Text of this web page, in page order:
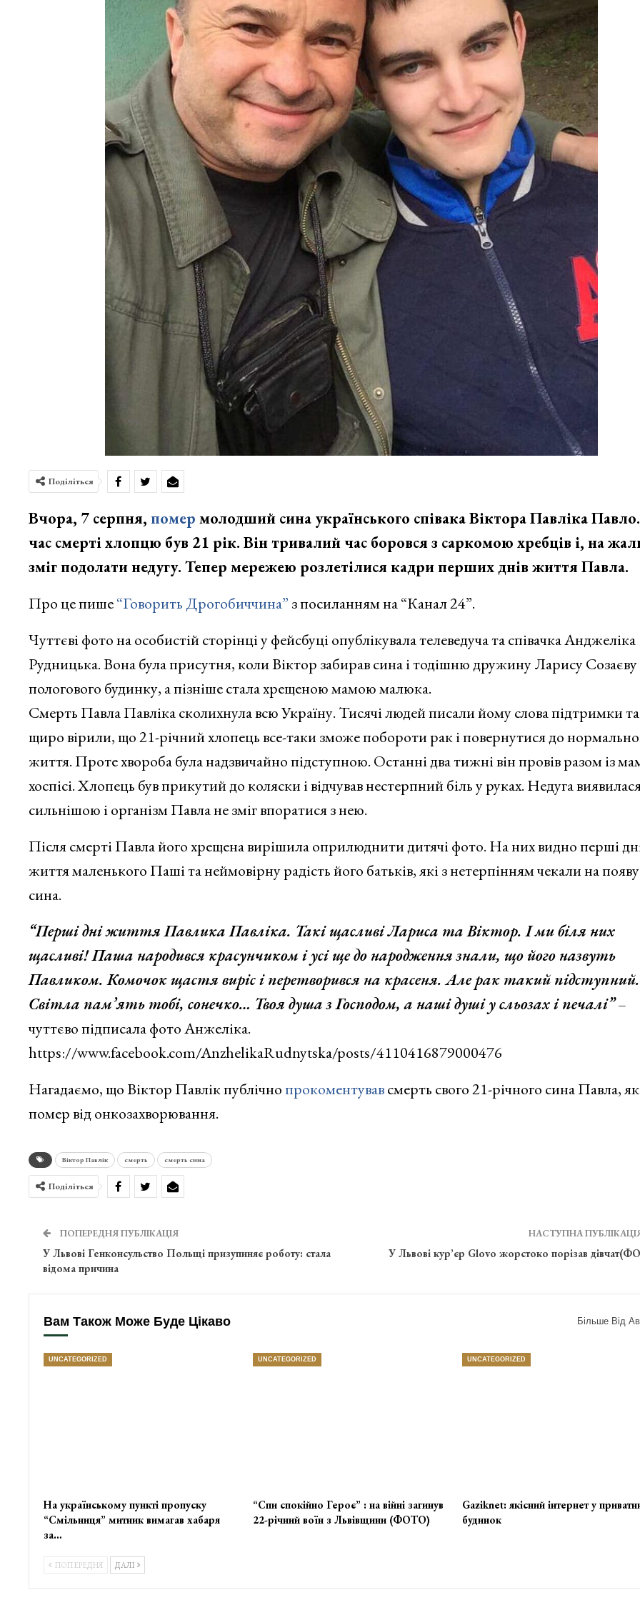
Поділіться
Вчора, 7 серпня, помер молодший сина українського співака Віктора Павліка
час смерті хлопцю був 21 рік. Він тривалий час боровся з саркомою хребців і, на
зміг подолати недугу. Тепер мережею розлетілися кадри перших днів життя Павла.
Про це пише“Говорить Дрогобиччина” з посиланням на “Канал 24”.
Чуттєві фото на особистій сторінці у фейсбуці опублікувала телеведуча та співачка Анджеліка
Рудницька. Вона була присутня, коли Віктор забирав сина і тодішню дружину Ларису Созаєву
пологового будинку, а пізніше стала хрещеною мамою малюка.
Смерть Павла Павліка сколихнула всю Україну. Тисячі людей писали йому слова підтримки та
щиро вірили, що 21-річний хлопець все-таки зможе побороти рак і повернутися до
життя. Проте хвороба була надзвичайно підступною. Останні два тижні він провів разом із
хоспісі. Хлопець був прикутий до коляски і відчував нестерпний біль у руках. Недуга
сильнішою і організм Павла не зміг впоратися з нею.
Після смерті Павла його хрещена вирішила оприлюднити дитячі фото. На них видно перші
життя маленького Паші та неймовірну радість його батьків, які з нетерпінням чекали на появу
сина.
“Перші дні життя Павлика Павліка. Такі щасливі Лариса та Віктор. І ми біля них
щасливі! Паша народився красунчиком і усі ще до народження знали, що його назвуть
Павликом. Комочок щастя виріс і перетворився на красеня. Але рак такий підступний.
Світла пам’ять тобі, сонечко… Твоя душа з Господом, а наші душі у сльозах і печалі”–
чуттєво підписала фото Анжеліка.
https://www.facebook.com/AnzhelikaRudnytska/posts/4110416879000476
Нагадаємо, що Віктор Павлік публічнопрокоментувавсмерть свого 21-річного сина Павла,
помер від онкозахворювання.
Віктор Павлік смерть смерть сина
Поділіться
ПОПЕРЕДНЯ ПУБЛІКАЦІЯ
У Львові Генконсульство Польщі призупиняє роботу: стала
відома причина
НАСТУПНА
У Львові кур’єр Glovo жорстоко порізав
Вам Також Може Буде Цікаво Більше Від
UNCATEGORIZED
На українському пункті пропуску
“Смільниця” митник вимагав хабаря
за…
UNCATEGORIZED
“Спи спокійно Героє” : на війні загинув
22-річний воїн з Львівщини (ФОТО)
UNCATEGORIZED
Gaziknet: якісний інтернет у
будинок
ПОПЕРЕДНЯ ДАЛІ